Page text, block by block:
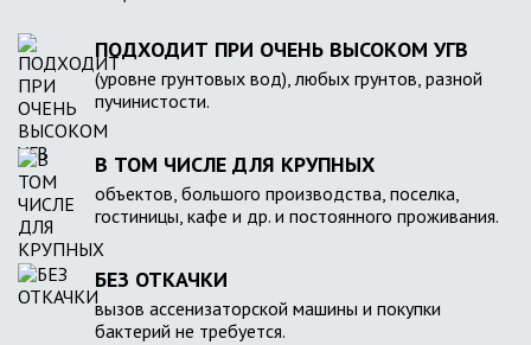
ПОДХОДИТ ПРИ ОЧЕНЬ ВЫСОКОМ УГВ
(уровне грунтовых вод), любых грунтов, разной
пучинистости.
В ТОМ ЧИСЛЕ ДЛЯ КРУПНЫХ
объектов, большого производства, поселка,
гостиницы, кафе и др. и постоянного проживания.
БЕЗ ОТКАЧКИ
вызов ассенизаторской машины и покупки
бактерий не требуется.